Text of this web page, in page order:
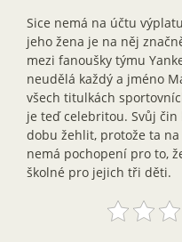
Sice nemá na účtu
jeho žena je na něj
mezi fanoušky týmu
neudělá každý a jméno
všech titulkách
je teď celebritou. Svůj
dobu žehlit, protože ta
nemá pochopení pro to,
školné pro jejich tři děti.